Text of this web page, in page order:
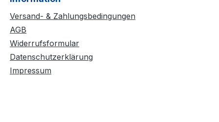
Versand- & Zahlungsbedingungen
AGB
Widerrufsformular
Datenschutzerklärung
Impressum